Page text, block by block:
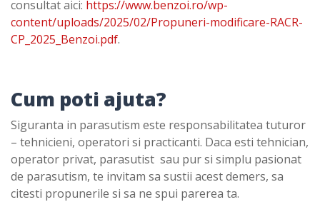
consultat aici: https://www.benzoi.ro/wp-
content/uploads/2025/02/Propuneri-modificare-RACR-
CP_2025_Benzoi.pdf.
Cum poti ajuta?
Siguranta in parasutism este responsabilitatea tuturor
– tehnicieni, operatori si practicanti. Daca esti tehnician,
operator privat, parasutist sau pur si simplu pasionat
de parasutism, te invitam sa sustii acest demers, sa
citesti propunerile si sa ne spui parerea ta.